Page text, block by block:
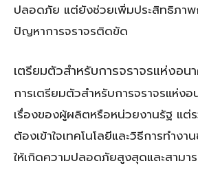
ปลอดภัย แต่ยังช่วยเพิ่มประสิทธิภาพ
ปัญหาการจราจรติดขัด
เตรียมตัวสำหรับการจราจรแห่งอน
การเตรียมตัวสำหรับการจราจรแห่งอ
เรื่องของผู้ผลิตหรือหน่วยงานรัฐ แต่
ต้องเข้าใจเทคโนโลยีและวิธีการทำงา
ให้เกิดความปลอดภัยสูงสุดและสามา